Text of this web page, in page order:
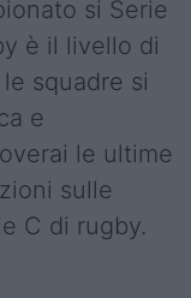
si Serie
è il livello di
squadre si
e
le ultime
sulle
C di rugby.